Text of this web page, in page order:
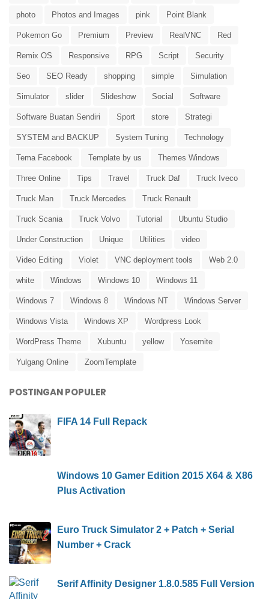
photo Photos and Images pink Point Blank
Pokemon Go Premium Preview RealVNC Red
Remix OS Responsive RPG Script Security
Seo SEO Ready shopping simple Simulation
Simulator slider Slideshow Social Software
Software Buatan Sendiri Sport store Strategi
SYSTEM and BACKUP System Tuning Technology
Tema Facebook Template by us Themes Windows
Three Online Tips Travel Truck Daf Truck Iveco
Truck Man Truck Mercedes Truck Renault
Truck Scania Truck Volvo Tutorial Ubuntu Studio
Under Construction Unique Utilities video
Video Editing Violet VNC deployment tools Web 2.0
white Windows Windows 10 Windows 11
Windows 7 Windows 8 Windows NT Windows Server
Windows Vista Windows XP Wordpress Look
WordPress Theme Xubuntu yellow Yosemite
Yulgang Online ZoomTemplate
POSTINGAN POPULER
FIFA 14 Full Repack
Windows 10 Gamer Edition 2015 X64 & X86
Plus Activation
Euro Truck Simulator 2 + Patch + Serial
Number + Crack
Serif Affinity Designer 1.8.0.585 Full Version